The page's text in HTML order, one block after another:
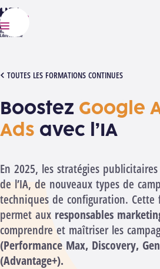
HELMo
TOUTES LES FORMATIONS CONTINUES
[1052507][2506] GOOGLE ET META ADS
Boostez Google
Ads avec l’IA
En 2025, les stratégies publicitaires
de l’IA, de nouveaux types de
techniques de configuration. Cette
permet aux responsables
comprendre et maîtriser les
(Performance Max, Discovery,
(Advantage+).